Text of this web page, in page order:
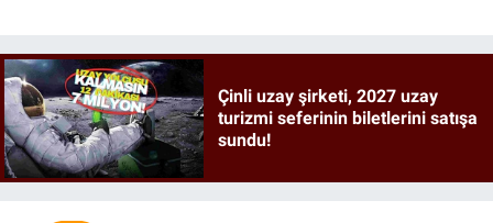
Çinli uzay şirketi, 2027 uzay
turizmi seferinin biletlerini satışa
sundu!